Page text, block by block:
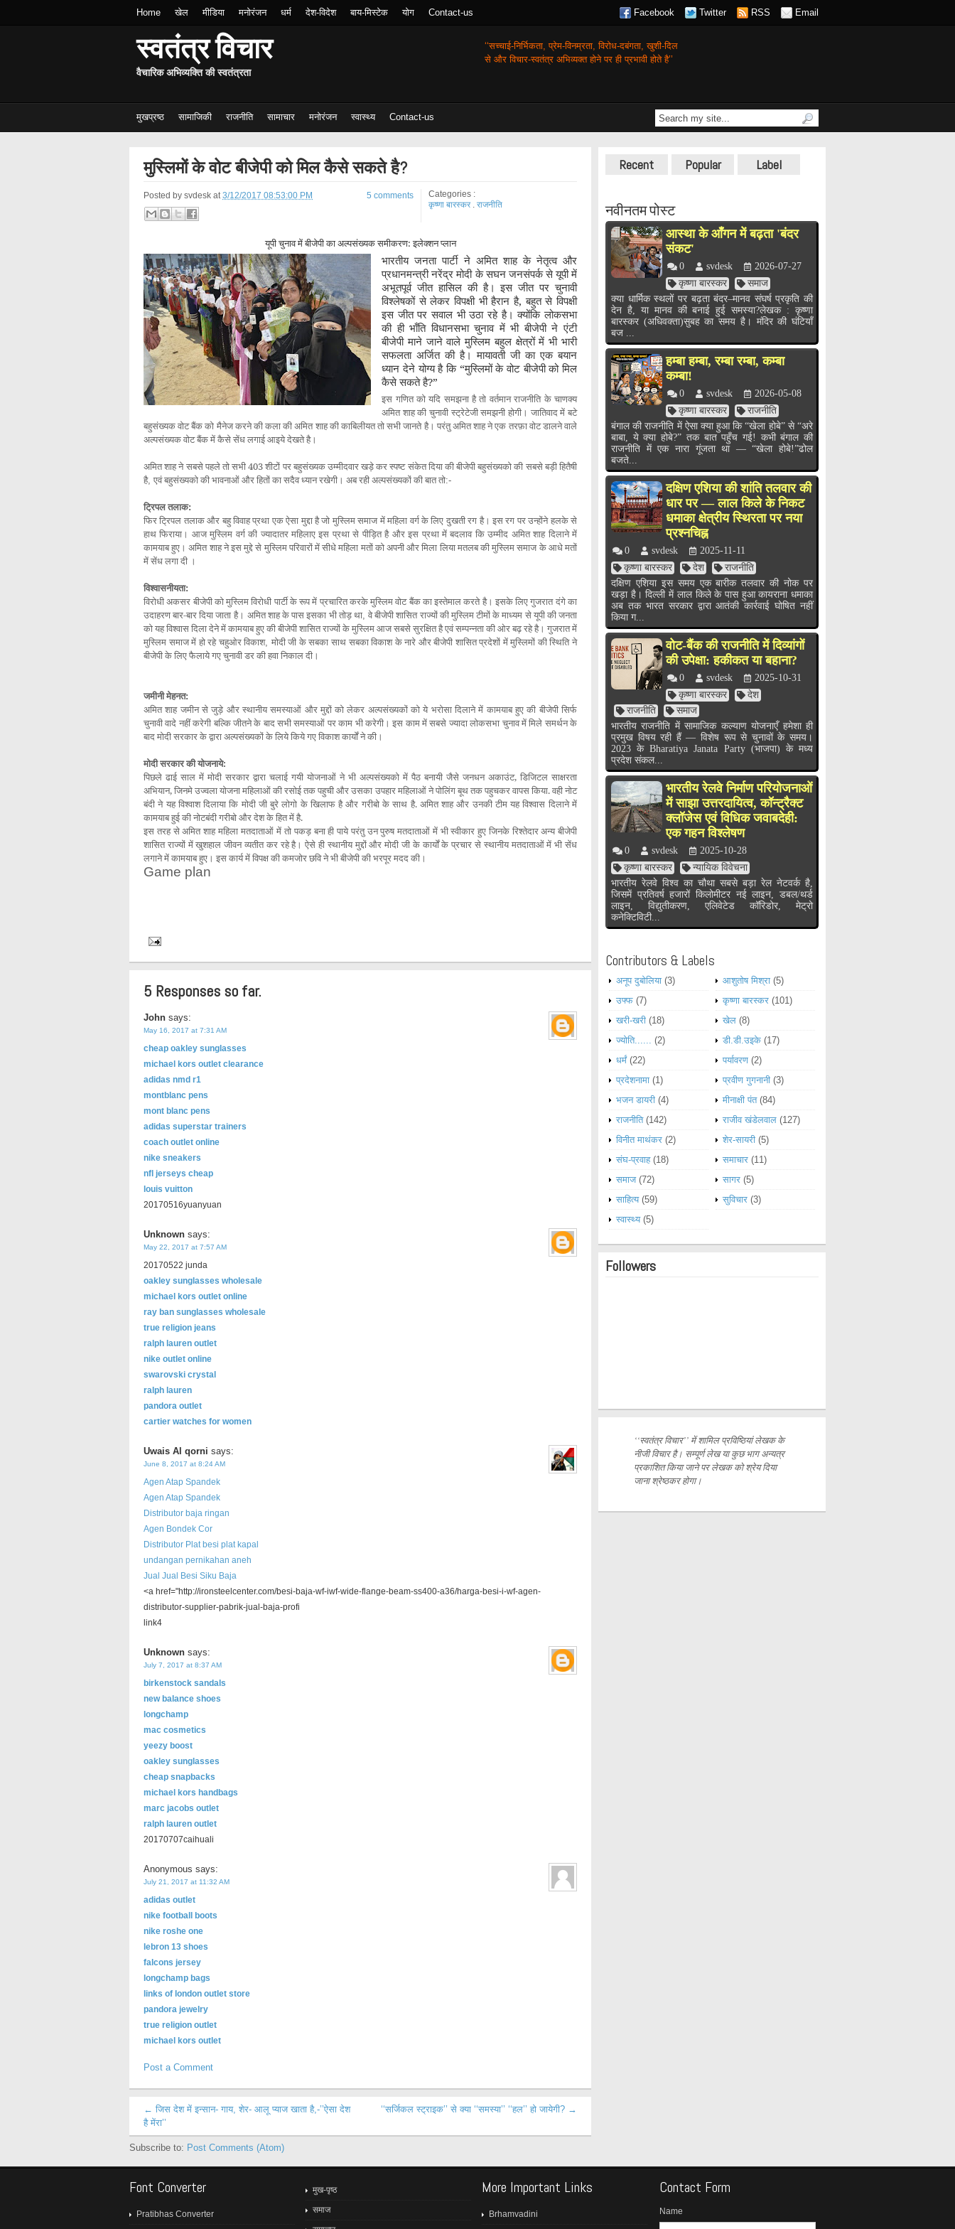
Home खेल मीडिया मनोरंजन धर्म देश-विदेश बाय-मिस्टेक योग Contact-us Facebook Twitter RSS Email
स्वतंत्र विचार
वैचारिक अभिव्यक्ति की स्वतंत्रता
‘‘सच्चाई-निर्भिकता, प्रेम-विनम्रता, विरोध-दबंगता,खुशी-दिल
से और विचार-स्वतंत्र अभिव्यक्त होने पर ही प्रभावी होते है’’
मुखप्रष्ठ सामाजिकी राजनीति सामाचार मनोरंजन स्वास्थ्य Contact-us
मुस्लिमों के वोट बीजेपी को मिल कैसे सकते है?
Posted by svdesk at3/12/2017 08:53:00 PM 5 comments
Categories :
कृष्णा बारस्कर. राजनीति
यूपी चुनाव में बीजेपी का अल्पसंख्यक समीकरण: इलेक्शन प्लान
भारतीय जनता पार्टी ने अमित शाह के नेतृत्व और
प्रधानमन्त्री नरेंद्र मोदी के सघन जनसंपर्क से यूपी में
अभूतपूर्व जीत हासिल की है। इस जीत पर चुनावी
विश्लेषकों से लेकर विपक्षी भी हैरान है, बहुत से विपक्षी
इस जीत पर सवाल भी उठा रहे है। क्योंकि लोकसभा
की ही भाँति विधानसभा चुनाव में भी बीजेपी ने एंटी
बीजेपी माने जाने वाले मुस्लिम बहुल क्षेत्रों में भी भारी
सफलता अर्जित की है। मायावती जी का एक बयान
ध्यान देने योग्य है कि “मुस्लिमों के वोट बीजेपी को मिल
कैसे सकते है?”
इस गणित को यदि समझना है तो वर्तमान राजनीति के चाणक्य
अमित शाह की चुनावी स्ट्रेटेजी समझनी होगी। जातिवाद में बटे
बहुसंख्यक वोट बैंक को मैनेज करने की कला की अमित शाह की काबिलीयत तो सभी जानते है। परंतु अमित शाह ने एक तरफ़ा वोट डालने वाले
अल्पसंख्यक वोट बैंक में कैसे सेंध लगाई आइये देखते है।
अमित शाह ने सबसे पहले तो सभी 403 शीटों पर बहुसंख्यक उम्मीदवार खड़े कर स्पष्ट संकेत दिया की बीजेपी बहुसंख्यको की सबसे बड़ी हितैषी
है, एवं बहुसंख्यको की भावनाओं और हितों का सदैव ध्यान रखेगी। अब रही अल्पसंख्यकों की बात तो:-
ट्रिपल तलाक:
फिर ट्रिपल तलाक और बहु विवाह प्रथा एक ऐसा मुद्दा है जो मुस्लिम समाज में महिला वर्ग के लिए दुखती रग है। इस रग पर उन्होंने हलके से
हाथ फिराया। आज मुस्लिम वर्ग की ज्यादातर महिलाए इस प्रथा से पीड़ित है और इस प्रथा में बदलाव कि उम्मीद अमित शाह दिलाने में
कामयाब हुए। अमित शाह ने इस मुद्दे से मुस्लिम परिवारों में सीधे महिला मतों को अपनी और मिला लिया मतलब की मुस्लिम समाज के आधे मतों
में सेंध लगा दी ।
विश्वासनीयता:
विरोधी अकसर बीजेपी को मुस्लिम विरोधी पार्टी के रूप में प्रचारित करके मुस्लिम वोट बैंक का इस्तेमाल करते है। इसके लिए गुजरात दंगे का
उदाहरण बार-बार दिया जाता है। अमित शाह के पास इसका भी तोड़ था,वे बीजेपी शासित राज्यों की मुस्लिम टीमों के माध्यम से यूपी की जनता
को यह विश्वास दिला देने में कामयाब हुए की बीजेपी शासित राज्यों के मुस्लिम आज सबसे सुरक्षित है एवं सम्पन्नता की ओर बढ़ रहे है। गुजरात में
मुस्लिम समाज में हो रहे चहुओर विकाश, मोदी जी के सबका साथ सबका विकाश के नारे और बीजेपी शासित प्रदेशों में मुस्लिमों की स्थिति ने
बीजेपी के लिए फैलाये गए चुनावी डर की हवा निकाल दी।
जमीनी मेहनत:
अमित शाह जमीन से जुड़े और स्थानीय समस्याओं और मुद्दों को लेकर अल्पसंख्यकों को ये भरोसा दिलाने में कामयाब हुए की बीजेपी सिर्फ
चुनावी वादे नहीं करेगी बल्कि जीतने के बाद सभी समस्याओं पर काम भी करेगी। इस काम में सबसे ज्यादा लोकसभा चुनाव में मिले समर्थन के
बाद मोदी सरकार के द्वारा अल्पसंख्यकों के लिये किये गए विकाश कार्यों ने की।
मोदी सरकार की योजनाये:
पिछले ढाई साल में मोदी सरकार द्वारा चलाई गयी योजनाओं ने भी अल्पसंख्यको में पैठ बनायी जैसे जनधन अकाउंट, डिजिटल साक्षरता
अभियान, जिनमे उज्वला योजना महिलाओं की रसोई तक पहुची और उसका उपहार महिलाओं ने पोलिंग बूथ तक पहुचकर वापस किया. वही नोट
बंदी ने यह विश्वाश दिलाया कि मोदी जी बुरे लोगो के खिलाफ है और गरीबो के साथ है. अमित शाह और उनकी टीम यह विश्वास दिलाने में
कामयाब हुई की नोटबंदी गरीबो और देश के हित में है.
इस तरह से अमित शाह महिला मतदाताओं में तो पकड़ बना ही पाये परंतु उन पुरुष मतदाताओं में भी स्वीकार हुए जिनके रिश्तेदार अन्य बीजेपी
शासित राज्यों में खुशहाल जीवन व्यतीत कर रहे है। ऐसे ही स्थानीय मुद्दों और मोदी जी के कार्यों के प्रचार से स्थानीय मतदाताओं में भी सेंध
लगाने में कामयाब हुए। इस कार्य में विपक्ष की कमजोर छवि ने भी बीजेपी की भरपूर मदद की।
Game plan
5 Responses so far.
John says:
May 16, 2017 at 7:31 AM
cheap oakley sunglasses
michael kors outlet clearance
adidas nmd r1
montblanc pens
mont blanc pens
adidas superstar trainers
coach outlet online
nike sneakers
nfl jerseys cheap
louis vuitton
20170516yuanyuan
Unknown says:
May 22, 2017 at 7:57 AM
20170522 junda
oakley sunglasses wholesale
michael kors outlet online
ray ban sunglasses wholesale
true religion jeans
ralph lauren outlet
nike outlet online
swarovski crystal
ralph lauren
pandora outlet
cartier watches for women
Uwais Al qorni says:
June 8, 2017 at 8:24 AM
Agen Atap Spandek
Agen Atap Spandek
Distributor baja ringan
Agen Bondek Cor
Distributor Plat besi plat kapal
undangan pernikahan aneh
Jual Jual Besi Siku Baja
<a href="http://ironsteelcenter.com/besi-baja-wf-iwf-wide-flange-beam-ss400-a36/harga-besi-i-wf-agen-
distributor-supplier-pabrik-jual-baja-profi
link4
Unknown says:
July 7, 2017 at 8:37 AM
birkenstock sandals
new balance shoes
longchamp
mac cosmetics
yeezy boost
oakley sunglasses
cheap snapbacks
michael kors handbags
marc jacobs outlet
ralph lauren outlet
20170707caihuali
Anonymous says:
July 21, 2017 at 11:32 AM
adidas outlet
nike football boots
nike roshe one
lebron 13 shoes
falcons jersey
longchamp bags
links of london outlet store
pandora jewelry
true religion outlet
michael kors outlet
Post a Comment
← जिस देश में इन्सान- गाय, शेर- आलू प्याज खाता है,-’’ऐसा देश
है मेंरा’’
‘‘सर्जिकल स्ट्राइक’’ से क्या ‘‘समस्या’’ ‘‘हल’’ हो जायेगी? →
Subscribe to: Post Comments (Atom)
Recent Popular Label
नवीनतम पोस्ट
आस्था के आँगन में बढ़ता 'बंदर
संकट'
0 svdesk
2026-07-27
कृष्णा बारस्कर
समाज
क्या धार्मिक स्थलों पर बढ़ता बंदर–मानव संघर्ष प्रकृति की
देन है, या मानव की बनाई हुई समस्या?लेखक : कृष्णा
बारस्कर (अधिवक्ता)सुबह का समय है। मंदिर की घंटियाँ
बज ...
हम्बा हम्बा, रम्बा रम्बा, कम्बा
कम्बा!
0 svdesk
2026-05-08
कृष्णा बारस्कर
राजनीति
बंगाल की राजनीति में ऐसा क्या हुआ कि “खेला होबे” से “अरे
बाबा, ये क्या होबे?” तक बात पहुँच गई! कभी बंगाल की
राजनीति में एक नारा गूंजता था — “खेला होबे!”ढोल
बजते...
दक्षिण एशिया की शांति तलवार की
धार पर — लाल किले के निकट
धमाका क्षेत्रीय स्थिरता पर नया
प्रश्नचिह्न
0 svdesk
2025-11-11
कृष्णा बारस्कर
देश
राजनीति
दक्षिण एशिया इस समय एक बारीक तलवार की नोक पर
खड़ा है। दिल्ली में लाल किले के पास हुआ कायराना धमाका
अब तक भारत सरकार द्वारा आतंकी कार्रवाई घोषित नहीं
किया ग...
वोट-बैंक की राजनीति में दिव्यांगों
की उपेक्षा: हकीकत या बहाना?
0 svdesk
2025-10-31
कृष्णा बारस्कर
देश
राजनीति
समाज
भारतीय राजनीति में सामाजिक कल्याण योजनाएँ हमेशा ही
प्रमुख विषय रही हैं — विशेष रूप से चुनावों के समय।
2023 के Bharatiya Janata Party (भाजपा) के मध्य
प्रदेश संकल...
भारतीय रेलवे निर्माण परियोजनाओं
में साझा उत्तरदायित्व, कॉन्ट्रैक्ट
क्लॉजेस एवं विधिक जवाबदेही:
एक गहन विश्लेषण
0 svdesk
2025-10-28
कृष्णा बारस्कर
न्यायिक विवेचना
भारतीय रेलवे विश्व का चौथा सबसे बड़ा रेल नेटवर्क है,
जिसमें प्रतिवर्ष हजारों किलोमीटर नई लाइन, डबल/थर्ड
लाइन, विद्युतीकरण, एलिवेटेड कॉरिडोर, मेट्रो
कनेक्टिविटी...
Contributors & Labels
अनूप दुबोलिया (3) आशुतोष मिश्रा (5)
उफ्फ (7) कृष्णा बारस्कर (101)
खरी-खरी (18) खेल (8)
ज्योति...... (2) डी.डी.उइके (17)
धर्मं (22) पर्यावरण (2)
प्रदेशनामा (1) प्रवीण गुगनानी (3)
भजन डायरी (4) मीनाक्षी पंत (84)
राजनीति (142) राजीव खंडेलवाल (127)
विनीत माथंकर (2) शेर-सायरी (5)
संघ-प्रवाह (18) समाचार (11)
समाज (72) सागर (5)
साहित्य (59) सुविचार (3)
स्वास्थ्य (5)
Followers
‘‘स्वतंत्र विचार’’ में शामिल प्रविष्ठियां लेखक के
नीजी विचार है। सम्पूर्ण लेख या कुछ भाग अन्यत्र
प्रकाशितकिया जाने पर लेखक को श्रेय दिया
जाना श्रेष्ठकर होगा।
Font Converter
Pratibhas Converter
मुख-पृष्ठ
समाज
More Important Links
Brhamvadini
Contact Form
Name